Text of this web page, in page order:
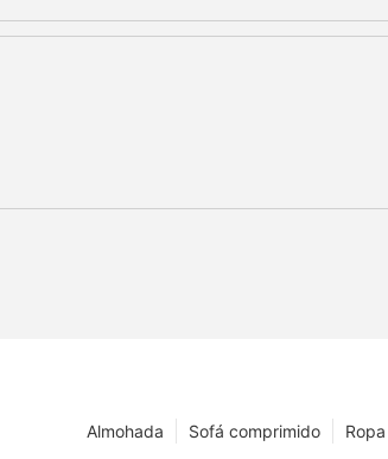
Sofá comprimido
Almohada